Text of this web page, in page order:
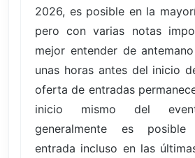
2026, es posible en la
pero con varias notas
mejor entender de
unas horas antes del inicio
oferta de entradas
inicio mismo del
generalmente es
entrada incluso en las